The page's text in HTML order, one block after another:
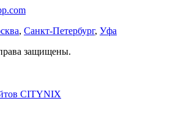
, Санкт-Петербург, Уфа
защищены.
CITYNIX